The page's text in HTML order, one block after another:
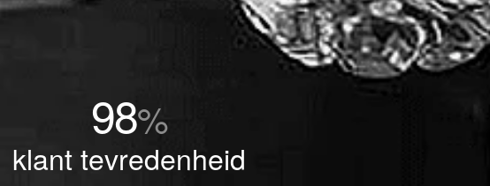
98%
klant tevredenheid